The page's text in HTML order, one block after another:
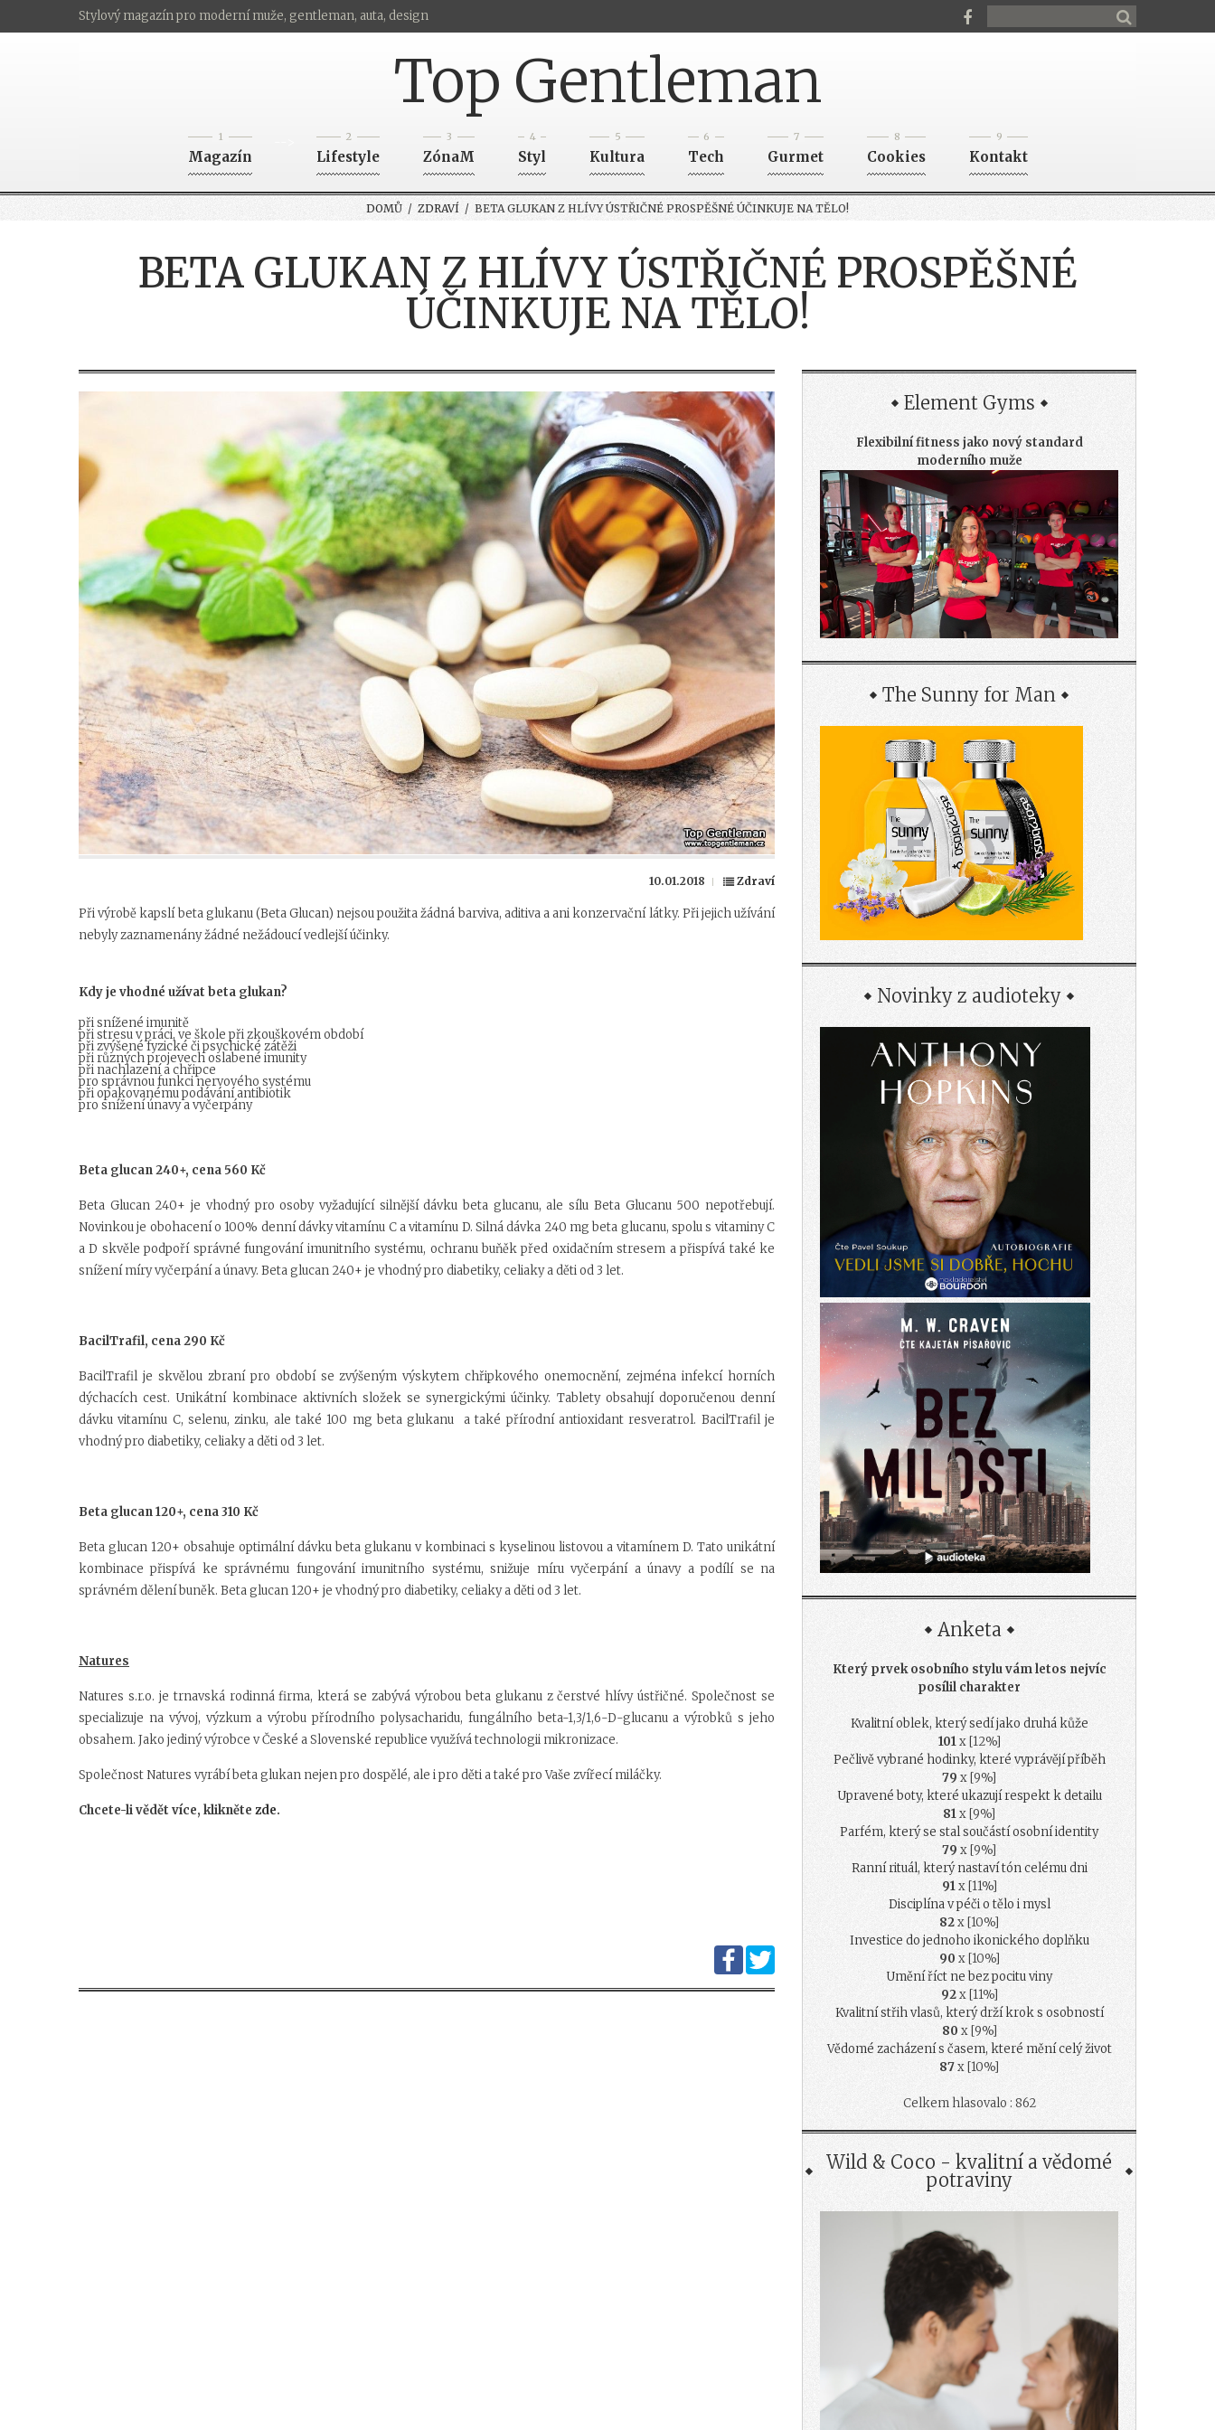
Stylový magazín pro moderní muže, gentleman, auta, design
Top Gentleman
1
Magazín
2
Lifestyle
3
ZónaM
4
Styl
5
Kultura
6
Tech
7
Gurmet
8
Cookies
9
Kontakt
DOMŮ / ZDRAVÍ / BETA GLUKAN Z HLÍVY ÚSTŘIČNÉ PROSPĚŠNÉ ÚČINKUJE NA TĚLO!
BETA GLUKAN Z HLÍVY ÚSTŘIČNÉ PROSPĚŠNÉ
ÚČINKUJE NA TĚLO!
10.01.2018 Zdraví
Při výrobě kapslí beta glukanu (Beta Glucan) nejsou použita žádná barviva, aditiva a ani konzervační látky. Při jejich užívání
nebyly zaznamenány žádné nežádoucí vedlejší účinky.
Kdy je vhodné užívat beta glukan?
při snížené imunitě
při stresu v práci, ve škole při zkouškovém období
při zvýšené fyzické či psychické zátěži
při různých projevech oslabené imunity
při nachlazení a chřipce
pro správnou funkci nervového systému
při opakovanému podávání antibiotik
pro snížení únavy a vyčerpány
Beta glucan 240+, cena 560 Kč
Beta Glucan 240+ je vhodný pro osoby vyžadující silnější dávku beta glucanu, ale sílu Beta Glucanu 500 nepotřebují.
Novinkou je obohacení o 100% denní dávky vitamínu C a vitamínu D. Silná dávka 240 mg beta glucanu, spolu s vitaminy C
a D skvěle podpoří správné fungování imunitního systému, ochranu buňěk před oxidačním stresem a přispívá také ke
snížení míry vyčerpání a únavy. Beta glucan 240+ je vhodný pro diabetiky, celiaky a děti od 3 let.
BacilTrafil, cena 290 Kč
BacilTrafil je skvělou zbraní pro období se zvýšeným výskytem chřipkového onemocnění, zejména infekcí horních
dýchacích cest. Unikátní kombinace aktivních složek se synergickými účinky. Tablety obsahují doporučenou denní
dávku vitamínu C, selenu, zinku, ale také 100 mg beta glukanu a také přírodní antioxidant resveratrol. BacilTrafil je
vhodný pro diabetiky, celiaky a děti od 3 let.
Beta glucan 120+, cena 310 Kč
Beta glucan 120+ obsahuje optimální dávku beta glukanu v kombinaci s kyselinou listovou a vitamínem D. Tato unikátní
kombinace přispívá ke správnému fungování imunitního systému, snižuje míru vyčerpání a únavy a podílí se na
správném dělení buněk. Beta glucan 120+ je vhodný pro diabetiky, celiaky a děti od 3 let.
Natures
Natures s.r.o. je trnavská rodinná firma, která se zabývá výrobou beta glukanu z čerstvé hlívy ústřičné. Společnost se
specializuje na vývoj, výzkum a výrobu přírodního polysacharidu, fungálního beta-1,3/1,6-D-glucanu a výrobků s jeho
obsahem. Jako jediný výrobce v České a Slovenské republice využívá technologii mikronizace.
Společnost Natures vyrábí beta glukan nejen pro dospělé, ale i pro děti a také pro Vaše zvířecí miláčky.
Chcete-li vědět více, klikněte zde.
Element Gyms
Flexibilní fitness jako nový standard
moderního muže
The Sunny for Man
Novinky z audioteky
Anketa
Který prvek osobního stylu vám letos nejvíc
posílil charakter
Kvalitní oblek, který sedí jako druhá kůže
101x [12%]
Pečlivě vybrané hodinky, které vyprávějí příběh
79 x [9%]
Upravené boty, které ukazují respekt k detailu
81x [9%]
Parfém, který se stal součástí osobní identity
79 x [9%]
Ranní rituál, který nastaví tón celému dni
91x [11%]
Disciplína v péči o tělo i mysl
82x [10%]
Investice do jednoho ikonického doplňku
90 x [10%]
Umění říct ne bez pocitu viny
92x [11%]
Kvalitní střih vlasů, který drží krok s osobností
80 x [9%]
Vědomé zacházení s časem, které mění celý život
87x [10%]
Celkem hlasovalo : 862
Wild & Coco - kvalitní a vědomé
potraviny